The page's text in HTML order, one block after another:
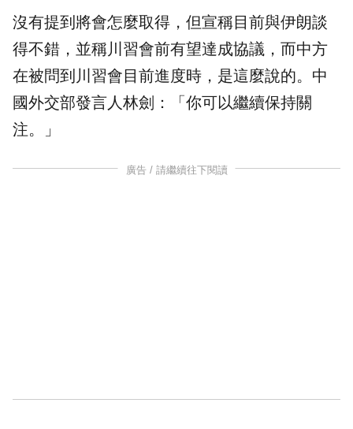
沒有提到將會怎麼取得，但宣稱目前與伊朗談
得不錯，並稱川習會前有望達成協議，而中方
在被問到川習會目前進度時，是這麼說的。中
國外交部發言人林劍：「你可以繼續保持關
注。」
廣告 / 請繼續往下閱讀